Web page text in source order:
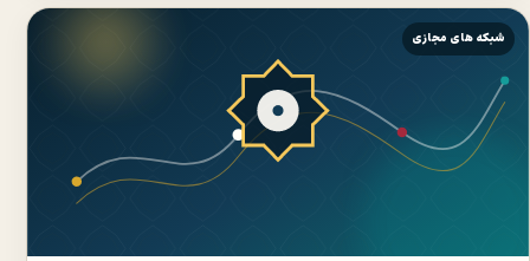
شبکه های مجازی